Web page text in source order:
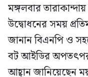
‎মঙ্গলবার
উদ্বোধনের সময়
জানান বিএনপি ও
বট আইডির
আহ্বান জানিয়েছেন